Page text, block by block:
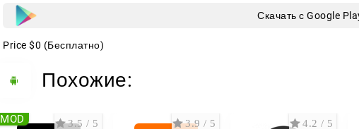
Скачать с Google
Price $0 (Бесплатно)
Похожие:
3.5 / 5
MOD 3.9 / 5 4.2 / 5